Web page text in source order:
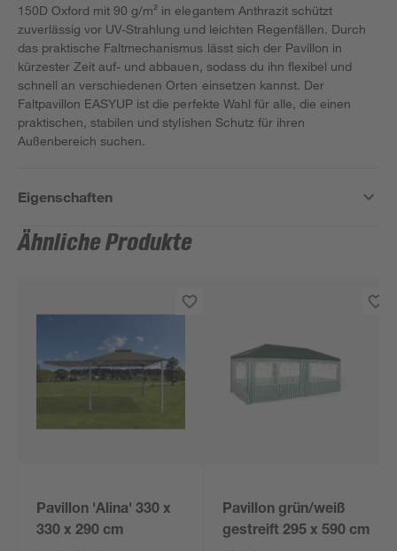
150D Oxford mit 90 g/m² in elegantem Anthrazit schützt
zuverlässig vor UV-Strahlung und leichten Regenfällen. Durch
das praktische Faltmechanismus lässt sich der Pavillon in
kürzester Zeit auf- und abbauen, sodass du ihn flexibel und
schnell an verschiedenen Orten einsetzen kannst. Der
Faltpavillon EASYUP ist die perfekte Wahl für alle, die einen
praktischen, stabilen und stylishen Schutz für ihren
Außenbereich suchen.
Eigenschaften
Ähnliche Produkte
Pavillon 'Alina' 330 x
330 x 290 cm
Pavillon grün/weiß
gestreift 295 x 590 cm